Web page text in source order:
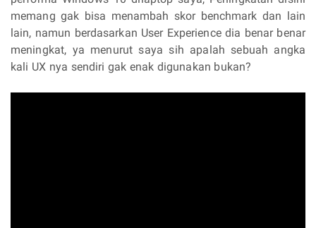
memang gak bisa menambah skor benchmark dan lain
lain, namun berdasarkan User Experience dia benar benar
meningkat, ya menurut saya sih apalah sebuah angka
kali UX nya sendiri gak enak digunakan bukan?